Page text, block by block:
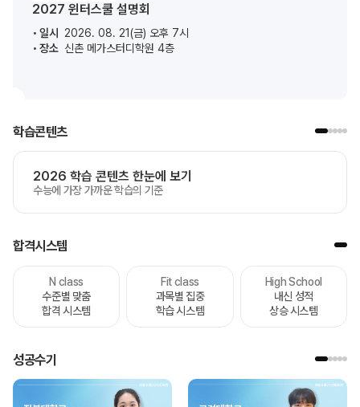
2027 윈터스쿨 설명회
일시 2026. 08. 21(금) 오후 7시
장소 신촌 메가스터디학원 4층
학습콘텐츠
2026 학습 콘텐츠 한눈에 보기
수능에 가장 가까운 학습의 기준
합격시스템
N class
수준별 맞춤
합격 시스템
Fit class
과목별 집중
학습 시스템
High School
내신 성적
상승 시스템
성공수기